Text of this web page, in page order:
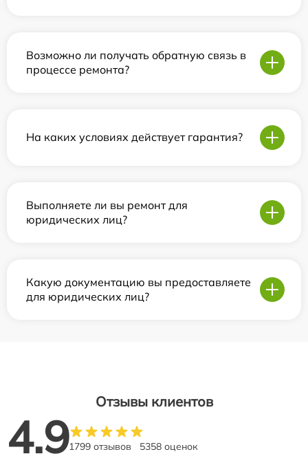
Возможно ли получать обратную связь в
процессе ремонта?
На каких условиях действует гарантия?
Выполняете ли вы ремонт для
юридических лиц?
Какую документацию вы предоставляете
для юридических лиц?
Отзывы клиентов
4.91799 отзывов 5358 оценок